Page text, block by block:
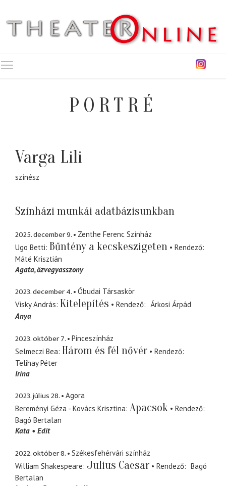
PORTRÉ
Varga Lili
színész
Színházi munkái adatbázisunkban
2025. december 9.
Zenthe Ferenc Színház
Ugo Betti Bűntény a kecskeszigeten
Rendező
Máté Krisztián
Agata özvegyasszony
2023. december 4.
Óbudai Társaskör
Visky András Kitelepítés Rendező
Árkosi Árpád
Anya
2023. október 7.
Pinceszínház
Selmeczi Bea Három és fél nővér
Rendező
Telihay Péter
Irina
2023. július 28.
Agora
Bereményi Géza - Kovács Krisztina Apacsok
Rendező
Bagó Bertalan
Kata
Edit
2022. október 8.
Székesfehérvári színház
William Shakespeare Julius Caesar Rendező
Bagó
Bertalan